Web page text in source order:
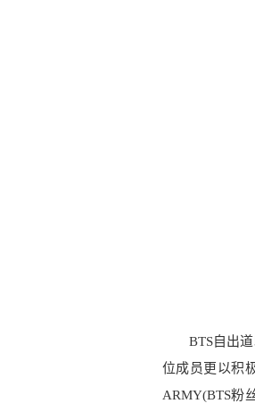
BTS自出
位成员更以积
ARMY(BTS粉